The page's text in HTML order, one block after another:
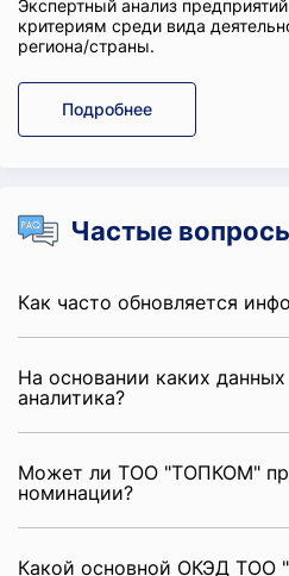
Экспертный анализ
критериям среди вида
региона/страны.
Подробнее
Частые
Как часто обновляется
На основании каких
аналитика?
Может ли ТОО "ТОПКОМ"
номинации?
Какой основной ОКЭД ТОО